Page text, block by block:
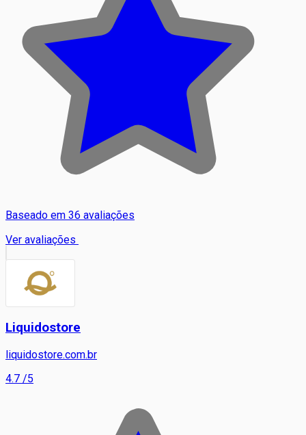
Baseado em 36 avaliações
Ver avaliações
Liquidostore
liquidostore.com.br
4.7 /5